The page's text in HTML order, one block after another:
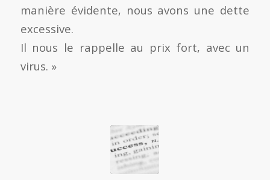
manière évidente, nous avons une dette
excessive.
Il nous le rappelle au prix fort, avec un
virus. »